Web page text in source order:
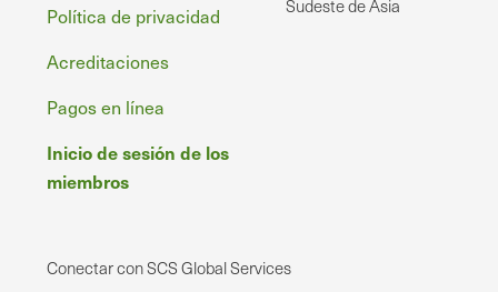
Sudeste de Asia
Política de privacidad
Acreditaciones
Pagos en línea
Inicio de sesión de los
miembros
Conectar con SCS Global Services